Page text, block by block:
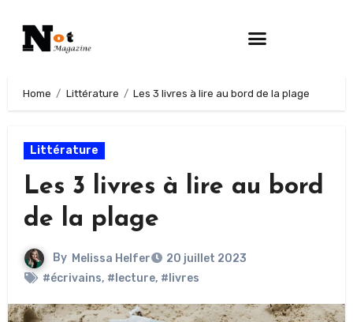
Home Littérature Les 3 livres à lire au bord de la plage
Littérature
Les 3 livres à lire au bord
de la plage
By Melissa Helfer
20 juillet 2023
#écrivains, #lecture, #livres